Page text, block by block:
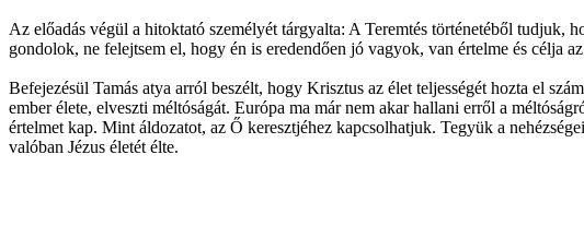
Az előadás végül a hitoktató személyét tárgyalta: A Teremtés történetéből tudjuk,
gondolok, ne felejtsem el, hogy én is eredendően jó vagyok, van értelme és célja
Befejezésül Tamás atya arról beszélt, hogy Krisztus az élet teljességét hozta el
ember élete, elveszti méltóságát. Európa ma már nem akar hallani erről a
értelmet kap. Mint áldozatot, az Ő keresztjéhez kapcsolhatjuk. Tegyük a
valóban Jézus életét élte.